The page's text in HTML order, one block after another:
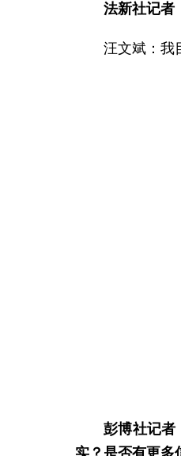
法新社记者
汪文斌： 我
彭博社记者
实？是否有更多